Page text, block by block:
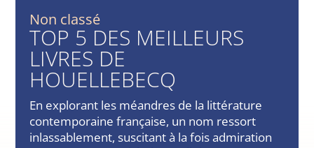
Non classé
TOP 5 DES MEILLEURS
LIVRES DE
HOUELLEBECQ
En explorant les méandres de la littérature
contemporaine française, un nom ressort
inlassablement, suscitant à la fois admiration